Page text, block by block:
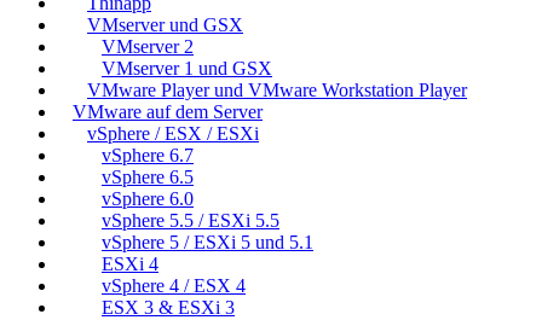
VMserver und GSX
VMserver 2
VMserver 1 und GSX
VMware Player und VMware Workstation Player
VMware auf dem Server
vSphere / ESX / ESXi
vSphere 6.7
vSphere 6.5
vSphere 6.0
vSphere 5.5 / ESXi 5.5
vSphere 5 / ESXi 5 und 5.1
ESXi 4
vSphere 4 / ESX 4
ESX 3 & ESXi 3